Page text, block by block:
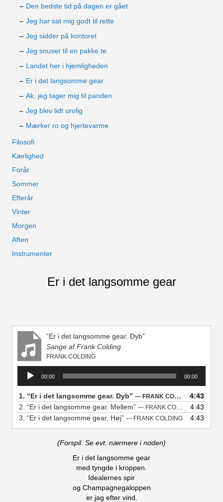
Den bedste tid på dagen er gået
Jeg har sat mig godt til rette
Jeg sidder på kontoret
Jeg snuser til en pakke te
Landet her i hjemligheden
Er i det langsomme gear
Ak, jeg tager mig til panden
Jeg blev lidt urolig
Mærker ro og hjertevarme
Filosofi
Kærlighed
Forår
Sommer
Efterår
Vinter
Morgen
Aften
Instrumenter
Er i det langsomme gear
“Er i det langsomme gear. Dyb”
Sange af Frank Colding
FRANK COLDING
Lydafspiller
00:00 00:00
1. “Er i det langsomme gear. Dyb” — FRANK COLDING
4:43
2. “Er i det langsomme gear. Mellem” — FRANK COLDING
4:43
3. “Er i det langsomme gear. Høj” — FRANK COLDING 4:43
(Forspil. Se evt. nærmere i noden)
Er i det langsomme gear
med tyngde i kroppen.
Idealernes spir
og Champagnegaloppen
er jag efter vind.